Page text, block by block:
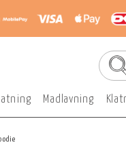
Madlavning